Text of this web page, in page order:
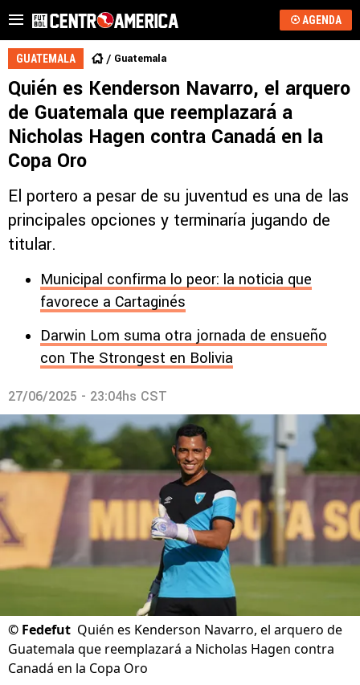
AGENDA
GUATEMALA Guatemala
Quién es Kenderson Navarro, el arquero
de Guatemala que reemplazará a
Nicholas Hagen contra Canadá en la
Copa Oro
El portero a pesar de su juventud es una de las
principales opciones y terminaría jugando de
titular.
Municipal confirma lo peor: la noticia que
favorece a Cartaginés
Darwin Lom suma otra jornada de ensueño
con The Strongest en Bolivia
27/06/2025 - 23:04hs CST
© Fedefut Quién es Kenderson Navarro, el arquero de
Guatemala que reemplazará a Nicholas Hagen contra
Canadá en la Copa Oro